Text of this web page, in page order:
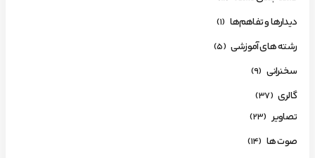
دیدارها و تفاهم‌ها (1)
رشته های آموزشی (5)
سخنرانی (9)
گالری (37)
تصاویر (23)
صوت ها (14)